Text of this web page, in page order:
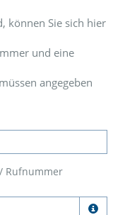
können Sie sich hier
und eine
angegeben
Rufnummer
